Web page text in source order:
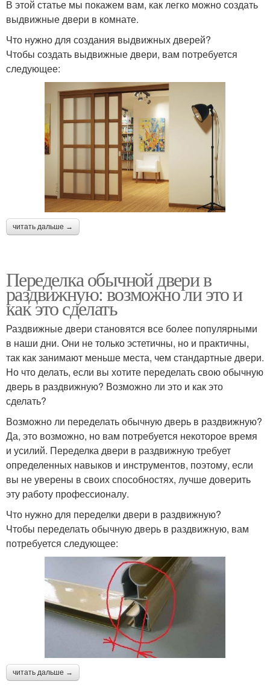
В этой статье мы покажем вам, как легко можно создать
выдвижные двери в комнате.
Что нужно для создания выдвижных дверей?
Чтобы создать выдвижные двери, вам потребуется
следующее:
читать дальше →
Переделка обычной двери в
раздвижную: возможно ли это и
как это сделать
Раздвижные двери становятся все более популярными
в наши дни. Они не только эстетичны, но и практичны,
так как занимают меньше места, чем стандартные двери.
Но что делать, если вы хотите переделать свою обычную
дверь в раздвижную? Возможно ли это и как это
сделать?
Возможно ли переделать обычную дверь в раздвижную?
Да, это возможно, но вам потребуется некоторое время
и усилий. Переделка двери в раздвижную требует
определенных навыков и инструментов, поэтому, если
вы не уверены в своих способностях, лучше доверить
эту работу профессионалу.
Что нужно для переделки двери в раздвижную?
Чтобы переделать обычную дверь в раздвижную, вам
потребуется следующее:
читать дальше →